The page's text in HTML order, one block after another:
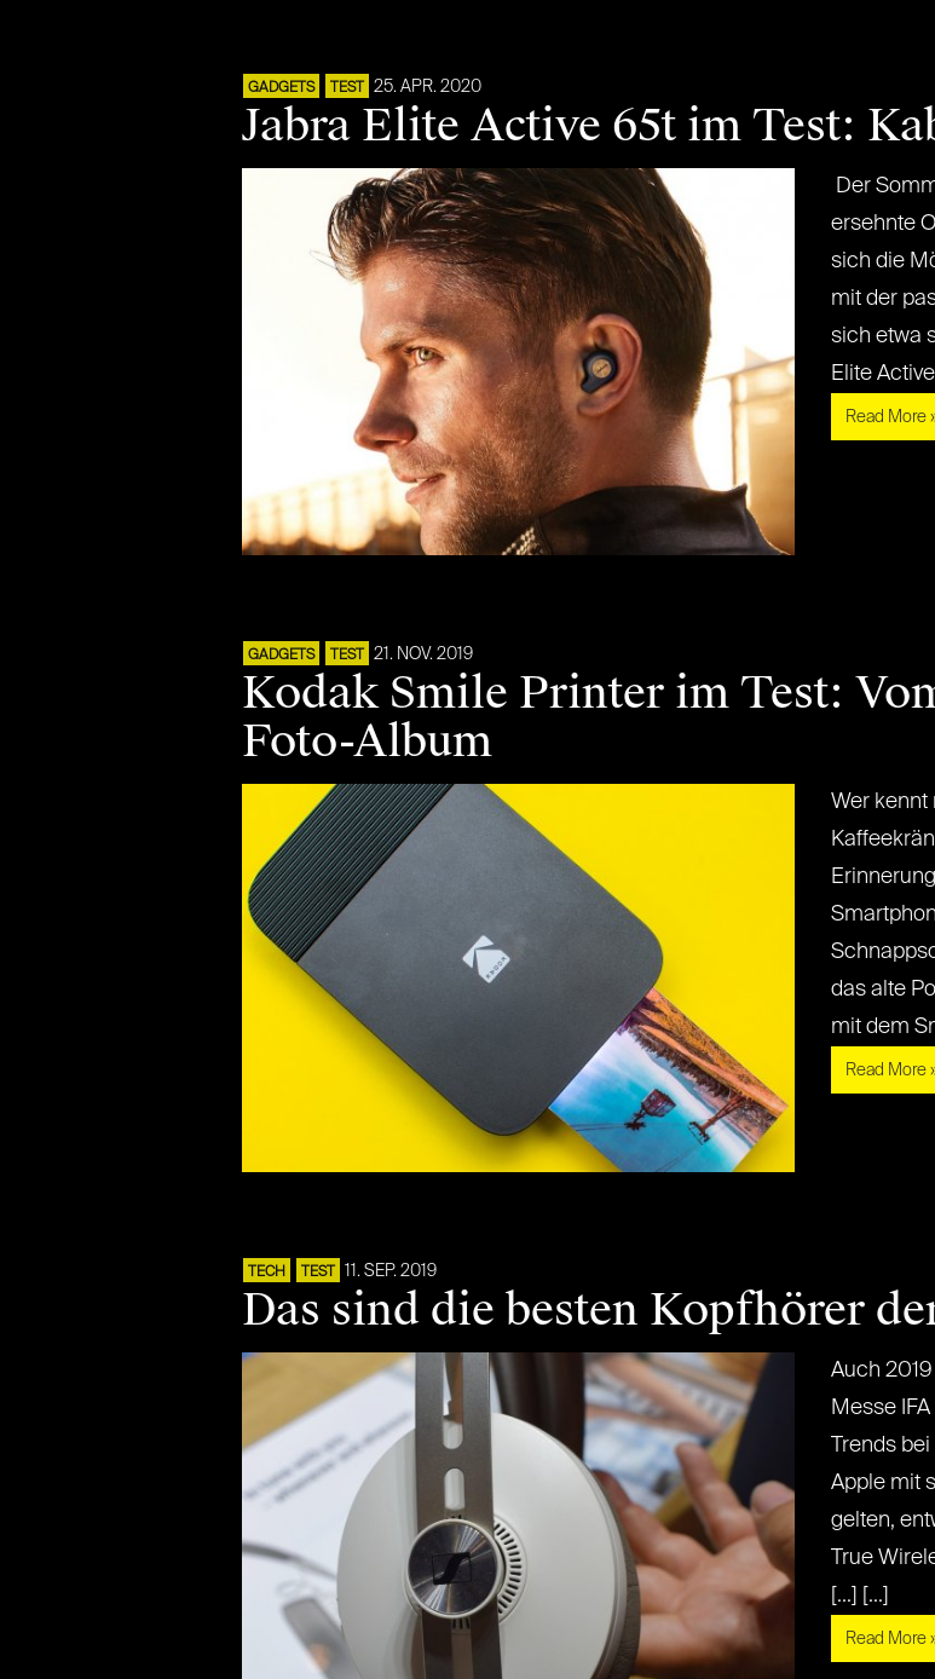
GADGETS TEST 25. APR. 2020
Jabra Elite Active 65t im Test:
Der
ersehnte
sich die
mit der
sich etwa
Elite
Read More
GADGETS TEST 21. NOV. 2019
Kodak Smile Printer im Test:
Foto-Album
Wer kennt
das alte
mit dem
Read More
TECH TEST 11. SEP. 2019
Das sind die besten Kopfhörer
Auch
Messe
Trends
Apple mit
gelten,
True
[...] [...]
Read More